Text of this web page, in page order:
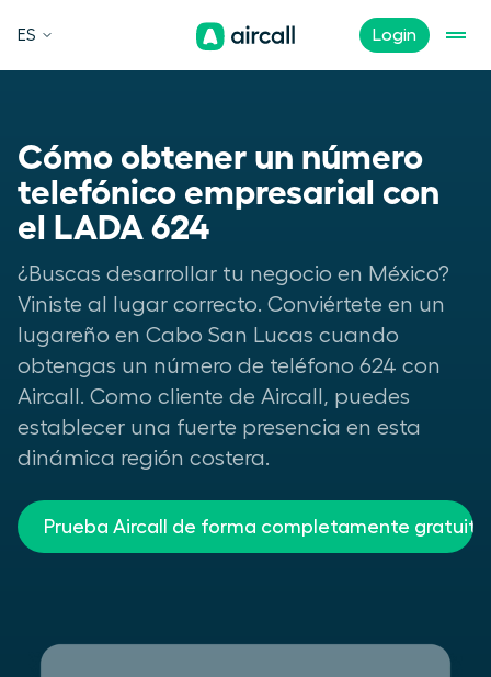
Login
ES
Cómo obtener un número
telefónico empresarial con
el LADA 624
¿Buscas desarrollar tu negocio en México?
Viniste al lugar correcto. Conviértete en un
lugareño en Cabo San Lucas cuando
obtengas un número de teléfono 624 con
Aircall. Como cliente de Aircall, puedes
establecer una fuerte presencia en esta
dinámica región costera.
Prueba Aircall de forma completamente gratuita